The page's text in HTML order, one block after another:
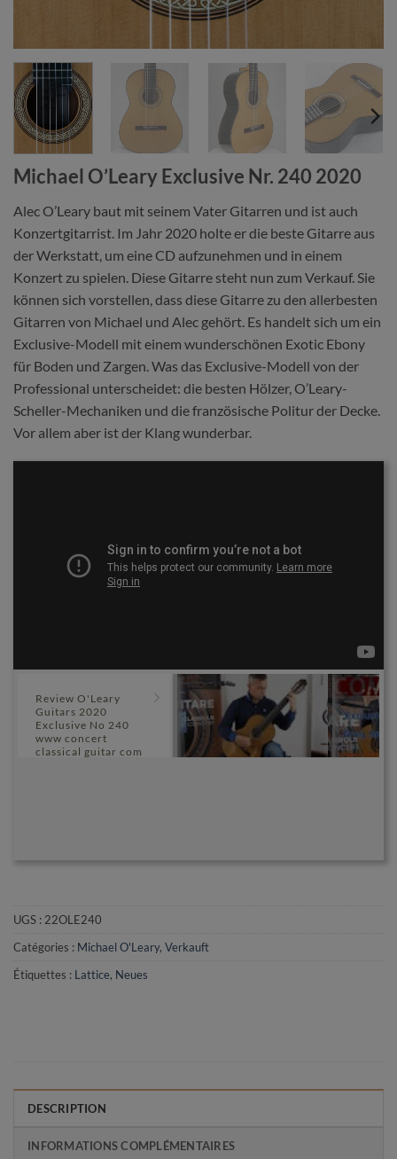
Michael O’Leary Exclusive Nr. 240 2020
Alec O’Leary baut mit seinem Vater Gitarren und ist auch
Konzertgitarrist. Im Jahr 2020 holte er die beste Gitarre aus
der Werkstatt, um eine CD aufzunehmen und in einem
Konzert zu spielen. Diese Gitarre steht nun zum Verkauf. Sie
können sich vorstellen, dass diese Gitarre zu den allerbesten
Gitarren von Michael und Alec gehört. Es handelt sich um ein
Exclusive-Modell mit einem wunderschönen Exotic Ebony
für Boden und Zargen. Was das Exclusive-Modell von der
Professional unterscheidet: die besten Hölzer, O’Leary-
Scheller-Mechaniken und die französische Politur der Decke.
Vor allem aber ist der Klang wunderbar.
Review O'Leary
Guitars 2020
Exclusive No 240
www concert
classical guitar com
UGS :22OLE240
Catégories : Michael O'Leary, Verkauft
Étiquettes : Lattice, Neues
DESCRIPTION
INFORMATIONS COMPLÉMENTAIRES